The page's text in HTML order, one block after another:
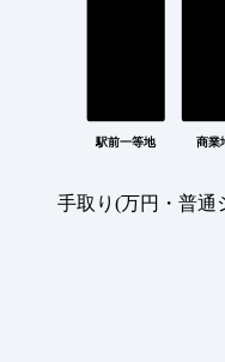
駅前一等地 商業
手取り(万円・普通